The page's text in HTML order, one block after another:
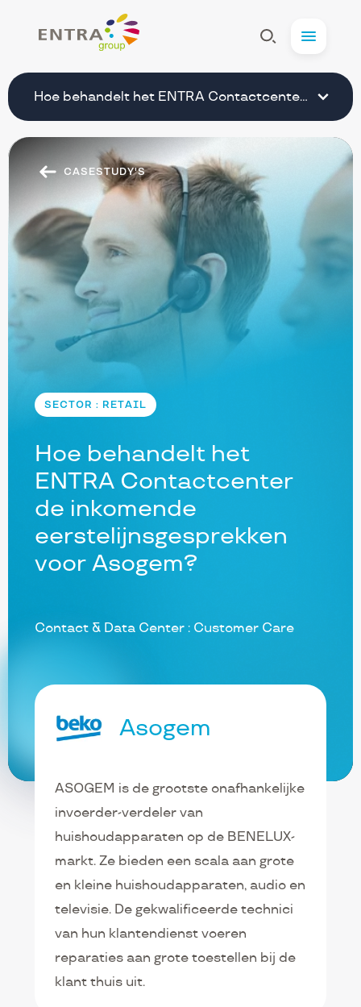
Menu
secundaire
navigation
Hoe behandelt het ENTRA Contactcenter de
Afficher
Recherche
Hoe behandelt het
ENTRA Contactcenter
de inkomende
eerstelijnsgesprekken
voor Asogem?
SECTOR : RETAIL
Contact & Data Center : Customer Care
CASESTUDY'S
Asogem
ASOGEM is de grootste onafhankelijke
invoerder-verdeler van
huishoudapparaten op de BENELUX-
markt. Ze bieden een scala aan grote
en kleine huishoudapparaten, audio en
televisie. De gekwalificeerde technici
van hun klantendienst voeren
reparaties aan grote toestellen bij de
klant thuis uit.